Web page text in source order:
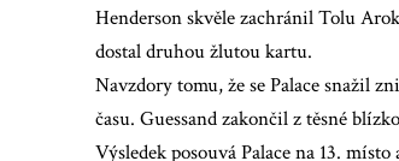
Henderson skvěle zachránil Tolu
dostal druhou žlutou kartu.
Navzdory tomu, že se Palace snažil
času. Guessand zakončil z těsné
Výsledek posouvá Palace na 13.